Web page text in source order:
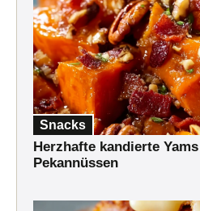
Snacks
Herzhafte kandierte
Pekannüssen